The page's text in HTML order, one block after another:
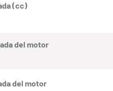
(cc)
del motor
del motor